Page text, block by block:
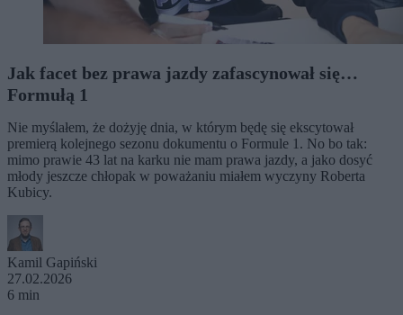
Jak facet bez prawa jazdy zafascynował się…
Formułą 1
Nie myślałem, że dożyję dnia, w którym będę się ekscytował
premierą kolejnego sezonu dokumentu o Formule 1. No bo tak:
mimo prawie 43 lat na karku nie mam prawa jazdy, a jako dosyć
młody jeszcze chłopak w poważaniu miałem wyczyny Roberta
Kubicy.
Kamil Gapiński
27.02.2026
6 min